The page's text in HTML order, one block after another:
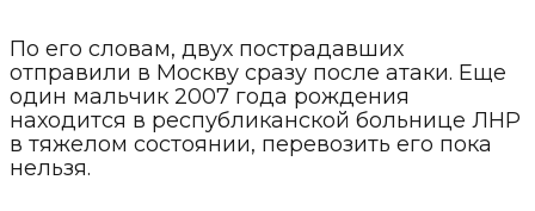
По его словам, двух пострадавших
отправили в Москву сразу после атаки. Еще
один мальчик 2007 года рождения
находится в республиканской больнице ЛНР
в тяжелом состоянии, перевозить его пока
нельзя.